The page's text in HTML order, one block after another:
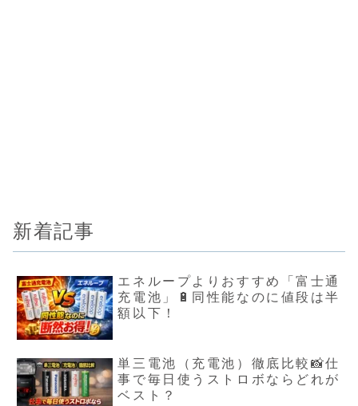
新着記事
エネループよりおすすめ「富士通
充電池」🔋同性能なのに値段は半
額以下！
単三電池（充電池）徹底比較📸仕
事で毎日使うストロボならどれが
ベスト？